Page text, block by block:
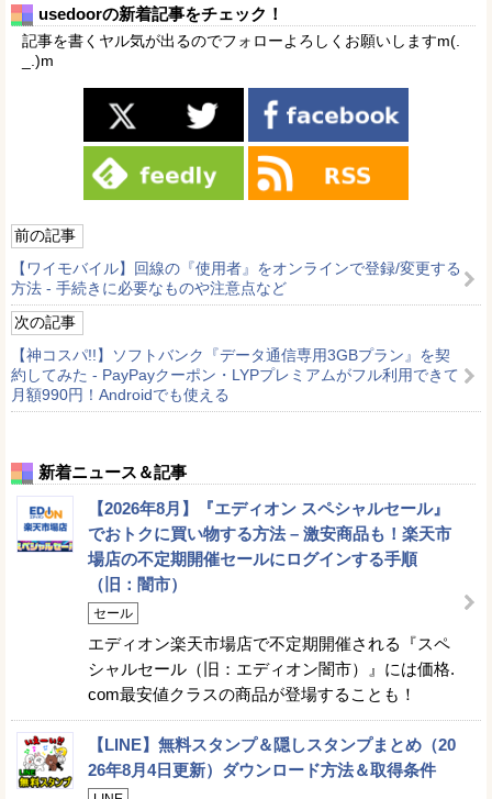
usedoorの新着記事をチェック！
記事を書くヤル気が出るのでフォローよろしくお願いしますm(.
_.)m
前の記事
【ワイモバイル】回線の『使用者』をオンラインで登録/変更する
方法 - 手続きに必要なものや注意点など
次の記事
【神コスパ!!】ソフトバンク『データ通信専用3GBプラン』を契
約してみた - PayPayクーポン・LYPプレミアムがフル利用できて
月額990円！Androidでも使える
新着ニュース＆記事
【2026年8月】『エディオン スペシャルセール』
でおトクに買い物する方法 – 激安商品も！楽天市
場店の不定期開催セールにログインする手順
（旧：闇市）
セール
エディオン楽天市場店で不定期開催される『スペ
シャルセール（旧：エディオン闇市）』には価格.
com最安値クラスの商品が登場することも！
【LINE】無料スタンプ＆隠しスタンプまとめ（20
26年8月4日更新）ダウンロード方法＆取得条件